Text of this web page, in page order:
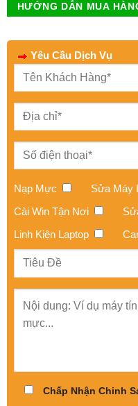
HƯỚNG DẪN MUA
Yêu Cầu Dịch Vụ
Nạp Mực Sửa Máy
Cài Win Tận Nơi
Linh Kiện Laptop
Chấp Nhận Chinh